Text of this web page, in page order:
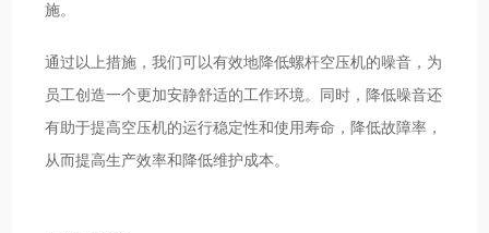
施。
通过以上措施，我们可以有效地降低螺杆空压机的噪音，为
员工创造一个更加安静舒适的工作环境。同时，降低噪音还
有助于提高空压机的运行稳定性和使用寿命，降低故障率，
从而提高生产效率和降低维护成本。